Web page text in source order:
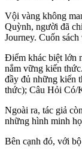
Vội vàng không
Quỳnh, người đã
Journey. Cuốn
Điểm khác biệt lớn
nắm vững kiến
đầy đủ những kiến
thức); Câu Hỏi Có/
Ngoài ra, tác giả
những hình minh
Bên cạnh đó, với